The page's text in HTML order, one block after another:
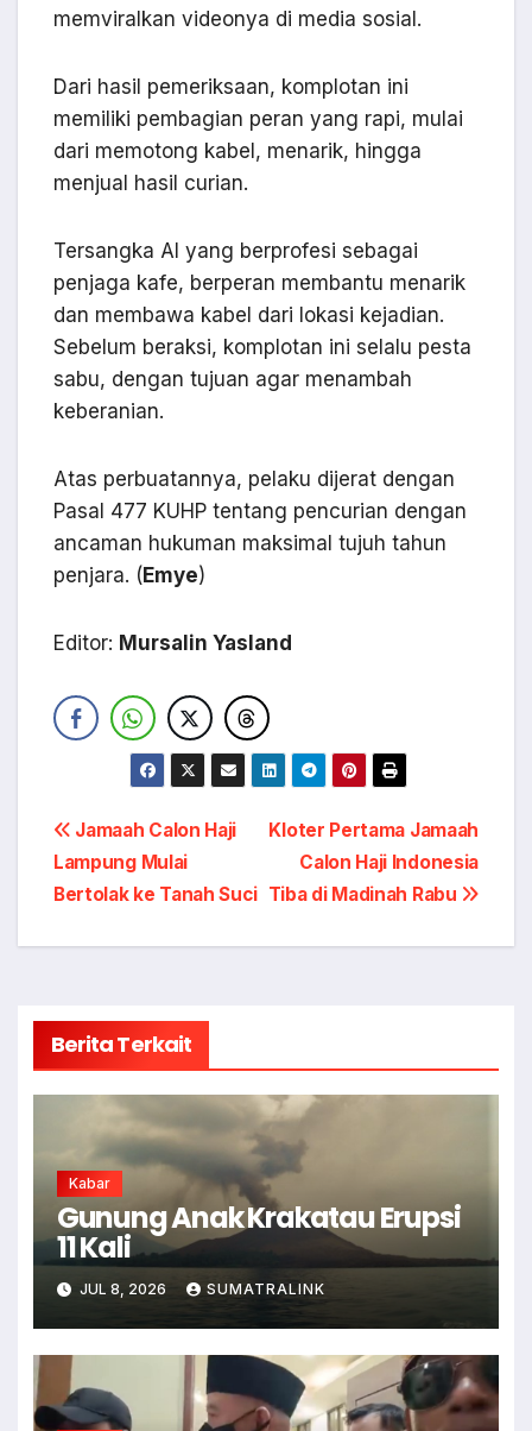
memviralkan videonya di media sosial.
Dari hasil pemeriksaan, komplotan ini
memiliki pembagian peran yang rapi, mulai
dari memotong kabel, menarik, hingga
menjual hasil curian.
Tersangka AI yang berprofesi sebagai
penjaga kafe, berperan membantu menarik
dan membawa kabel dari lokasi kejadian.
Sebelum beraksi, komplotan ini selalu pesta
sabu, dengan tujuan agar menambah
keberanian.
Atas perbuatannya, pelaku dijerat dengan
Pasal 477 KUHP tentang pencurian dengan
ancaman hukuman maksimal tujuh tahun
penjara. (Emye)
Editor: Mursalin Yasland
Navigasi
pos
Kloter Pertama Jamaah
Calon Haji Indonesia
Tiba di Madinah Rabu
Jamaah Calon Haji
Lampung Mulai
Bertolak ke Tanah Suci
Berita Terkait
Kabar
Gunung Anak Krakatau Erupsi
11 Kali
JUL 8, 2026 SUMATRALINK